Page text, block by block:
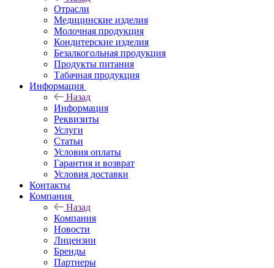
Отрасли
Медицинские изделия
Молочная продукция
Кондитерские изделия
Безалкогольная продукция
Продукты питания
Табачная продукция
Информация
Назад
Информация
Реквизиты
Услуги
Статьи
Условия оплаты
Гарантия и возврат
Условия доставки
Контакты
Компания
Назад
Компания
Новости
Лицензии
Бренды
Партнеры